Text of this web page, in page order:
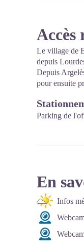
Accès
Le village de
depuis
Depuis
pour ensuite
Parking de
En
Infos